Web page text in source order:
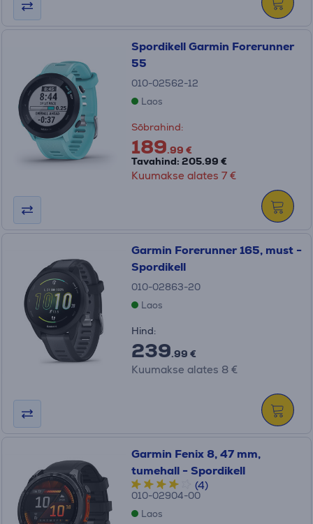
Spordikell Garmin Forerunner
55
010-02562-12
Laos
Sõbrahind:
189.99 €
Tavahind: 205.99 €
Kuumakse alates 7 €
Garmin Forerunner 165, must -
Spordikell
010-02863-20
Laos
Hind:
239.99 €
Kuumakse alates 8 €
Garmin Fenix 8, 47 mm,
tumehall - Spordikell
(4)
010-02904-00
Laos